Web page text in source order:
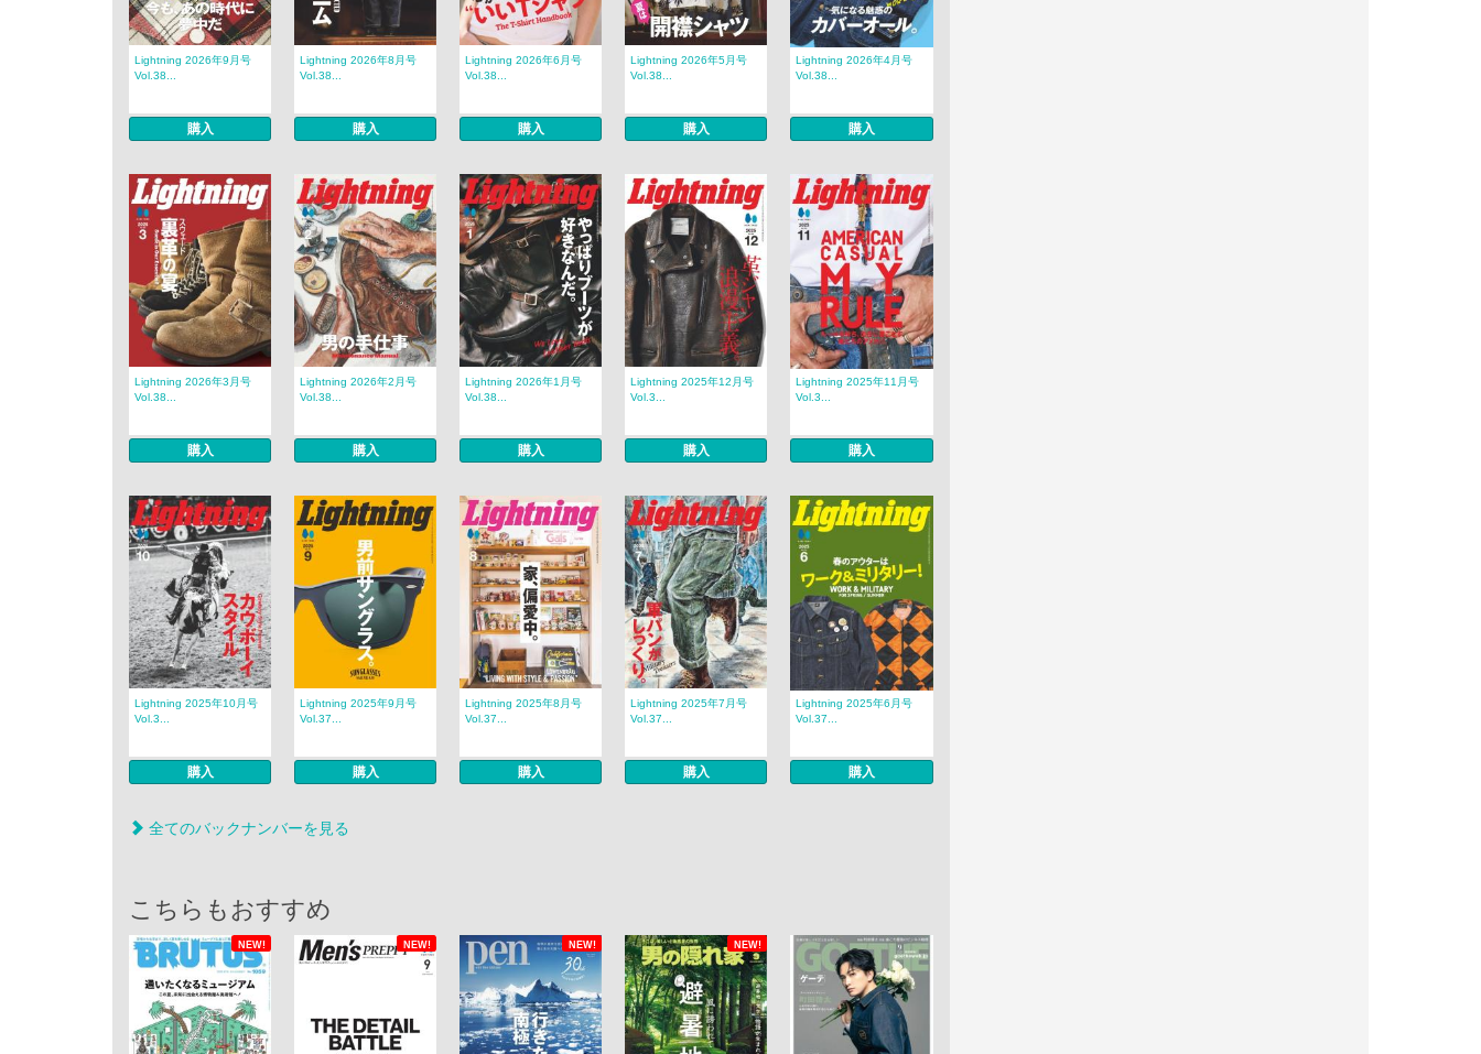
Lightning 2026年9月号
Vol.38...
購入
Lightning 2026年8月号
Vol.38...
購入
Lightning 2026年6月号
Vol.38...
購入
Lightning 2026年5月号
Vol.38...
購入
Lightning 2026年4月号
Vol.38...
購入
Lightning 2026年3月号
Vol.38...
購入
Lightning 2026年2月号
Vol.38...
購入
Lightning 2026年1月号
Vol.38...
購入
Lightning 2025年12月号
Vol.3...
購入
Lightning 2025年11月号
Vol.3...
購入
Lightning 2025年10月号
Vol.3...
購入
Lightning 2025年9月号
Vol.37...
購入
Lightning 2025年8月号
Vol.37...
購入
Lightning 2025年7月号
Vol.37...
購入
Lightning 2025年6月号
Vol.37...
購入
全てのバックナンバーを見る
こちらもおすすめ
NEW! NEW! NEW! NEW!